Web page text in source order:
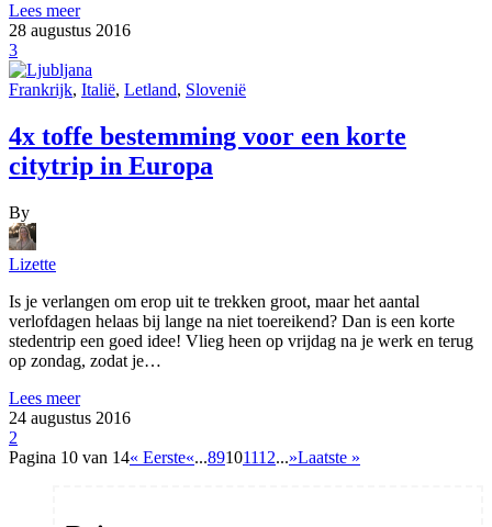
Lees meer
28 augustus 2016
3
Frankrijk, Italië, Letland, Slovenië
4x toffe bestemming voor een korte
citytrip in Europa
By
Lizette
Is je verlangen om erop uit te trekken groot, maar het aantal
verlofdagen helaas bij lange na niet toereikend? Dan is een korte
stedentrip een goed idee! Vlieg heen op vrijdag na je werk en terug
op zondag, zodat je…
Lees meer
24 augustus 2016
2
Pagina 10 van 14« Eerste«...89101112...»Laatste »